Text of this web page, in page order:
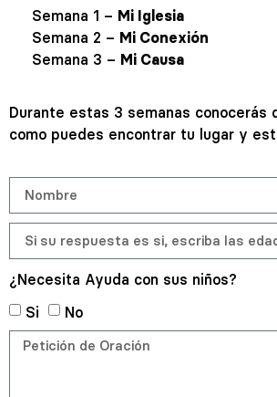
Semana 1 – Mi Iglesia
Semana 2 – Mi Conexión
Semana 3 – Mi Causa
Durante estas 3 semanas conocerás
como puedes encontrar tu lugar y
¿Necesita Ayuda con sus niños?
Si
No